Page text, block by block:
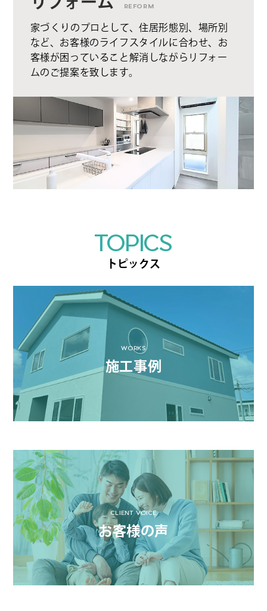
REFORM
家づくりのプロとして、住居形態別、場所別
など、お客様のライフスタイルに合わせ、お
客様が困っていること解消しながらリフォー
ムのご提案を致します。
TOPICS
トピックス
WORKS
施工事例
CLIENT VOICE
お客様の声